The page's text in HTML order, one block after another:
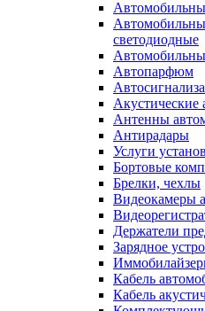
светодиодные
Автопарфюм
Акустические
Антенны
Антирадары
Услуги
Бортовые
Брелки, чехлы
Видеокамеры
Держатели
Зарядное
Кабель
Кабель